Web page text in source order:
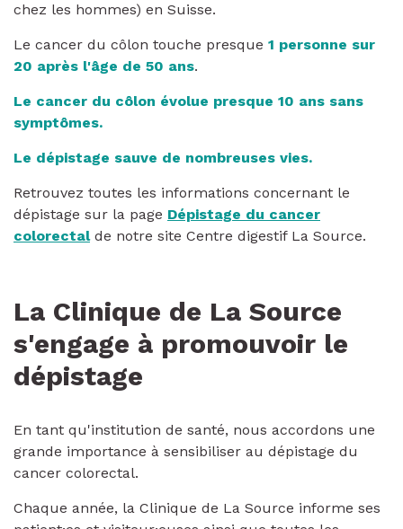
chez les hommes) en Suisse.
Le cancer du côlon touche presque 1 personne sur
20 après l'âge de 50 ans.
Le cancer du côlon évolue presque 10 ans sans
symptômes.
Le dépistage sauve de nombreuses vies.
Retrouvez toutes les informations concernant le
dépistage sur la page Dépistage du cancer
colorectalde notre site Centre digestif La Source.
La Clinique de La Source
s'engage à promouvoir le
dépistage
En tant qu'institution de santé, nous accordons une
grande importance à sensibiliser au dépistage du
cancer colorectal.
Chaque année, la Clinique de La Source informe ses